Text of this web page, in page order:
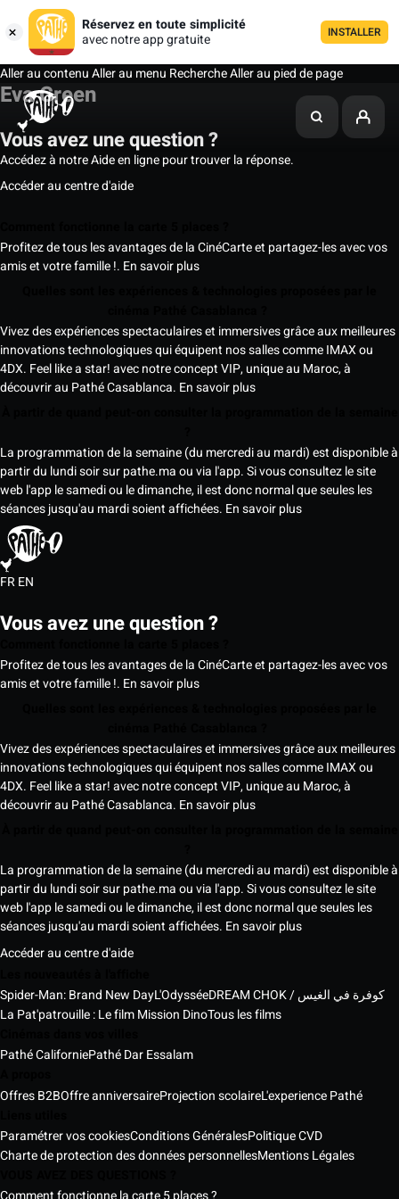
Réservez en toute simplicité
avec notre app gratuite
INSTALLER
Aller au contenuAller au menu RechercheAller au pied de page
Eva Green
Vous avez une question ?
Accédez à notre Aide en ligne pour trouver la réponse.
Accéder au centre d'aide
Profitez de tous les avantages de la CinéCarte et partagez-les avec vos
amis et votre famille !. En savoir plus
Vivez des expériences spectaculaires et immersives grâce aux meilleures
innovations technologiques qui équipent nos salles comme IMAX ou
4DX. Feel like a star! avec notre concept VIP, unique au Maroc, à
découvrir au Pathé Casablanca. En savoir plus
La programmation de la semaine (du mercredi au mardi) est disponible à
partir du lundi soir sur pathe.ma ou via l'app. Si vous consultez le site
web l'app le samedi ou le dimanche, il est donc normal que seules les
séances jusqu'au mardi soient affichées. En savoir plus
FREN
Vous avez une question ?
Profitez de tous les avantages de la CinéCarte et partagez-les avec vos
amis et votre famille !. En savoir plus
Vivez des expériences spectaculaires et immersives grâce aux meilleures
innovations technologiques qui équipent nos salles comme IMAX ou
4DX. Feel like a star! avec notre concept VIP, unique au Maroc, à
découvrir au Pathé Casablanca. En savoir plus
La programmation de la semaine (du mercredi au mardi) est disponible à
partir du lundi soir sur pathe.ma ou via l'app. Si vous consultez le site
web l'app le samedi ou le dimanche, il est donc normal que seules les
séances jusqu'au mardi soient affichées. En savoir plus
Accéder au centre d'aide
Spider-Man: Brand New DayL'Odyssée
DREAM CHOK / كوفرة في الغيس
La Pat'patrouille : Le film Mission DinoTous les films
Pathé CaliforniePathé Dar Essalam
Offres B2BOffre anniversaireProjection scolaireL'experience Pathé
Paramétrer vos cookiesConditions GénéralesPolitique CVD
Charte de protection des données personnellesMentions Légales